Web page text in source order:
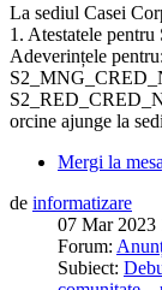
La sediul Casei
1. Atestatele
Adeverințele
orcine ajunge la
Mergi la
de informatizare
07 Mar 2023
Forum:
Subiect: